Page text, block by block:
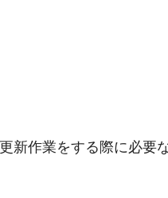
新作業をする際に必要